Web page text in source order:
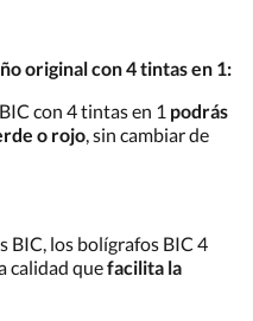
original con 4 tintas en 1:
con 4 tintas en 1 podrás
o rojo, sin cambiar de
BIC, los bolígrafos BIC 4
calidad quefacilita la